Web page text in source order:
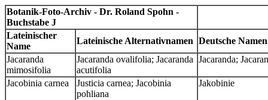
Botanik-Foto-Archiv - Dr. Roland Spohn -
Buchstabe J
Lateinischer
Name
Lateinische Alternativnamen Deutsche Namen
Jacaranda
mimosifolia
Jacaranda ovalifolia; Jacaranda
acutifolia
Jacaranda;
Jacobinia carnea
Justicia carnea; Jacobinia
pohliana
Jakobinie